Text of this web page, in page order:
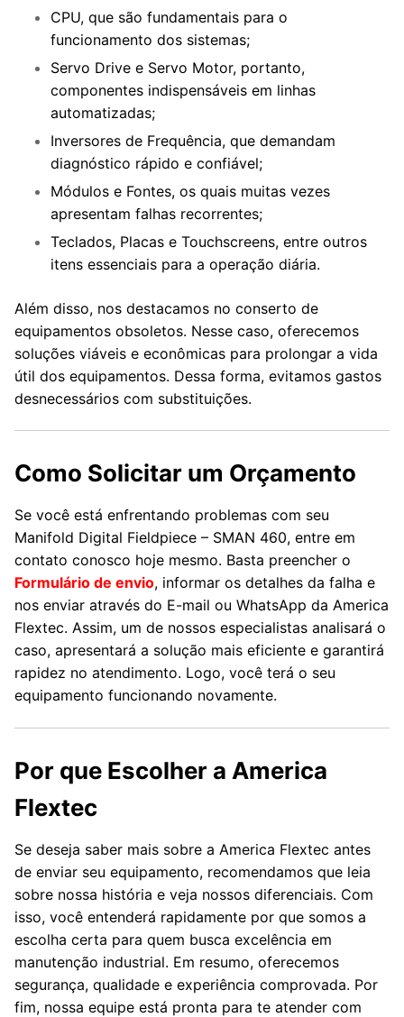
CPU, que são fundamentais para o
funcionamento dos sistemas;
Servo Drive e Servo Motor, portanto,
componentes indispensáveis em linhas
automatizadas;
Inversores de Frequência, que demandam
diagnóstico rápido e confiável;
Módulos e Fontes, os quais muitas vezes
apresentam falhas recorrentes;
Teclados, Placas e Touchscreens, entre outros
itens essenciais para a operação diária.
Além disso, nos destacamos no conserto de
equipamentos obsoletos. Nesse caso, oferecemos
soluções viáveis e econômicas para prolongar a vida
útil dos equipamentos. Dessa forma, evitamos gastos
desnecessários com substituições.
Como Solicitar um Orçamento
Se você está enfrentando problemas com seu
Manifold Digital Fieldpiece – SMAN 460, entre em
contato conosco hoje mesmo. Basta preencher o
Formulário de envio, informar os detalhes da falha e
nos enviar através do E-mail ou WhatsApp da America
Flextec. Assim, um de nossos especialistas analisará o
caso, apresentará a solução mais eficiente e garantirá
rapidez no atendimento. Logo, você terá o seu
equipamento funcionando novamente.
Por que Escolher a America
Flextec
Se deseja saber mais sobre a America Flextec antes
de enviar seu equipamento, recomendamos que leia
sobre nossa história e veja nossos diferenciais. Com
isso, você entenderá rapidamente por que somos a
escolha certa para quem busca excelência em
manutenção industrial. Em resumo, oferecemos
segurança, qualidade e experiência comprovada. Por
fim, nossa equipe está pronta para te atender com